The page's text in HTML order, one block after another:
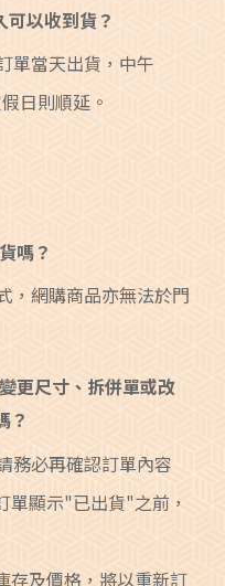
以收到貨？
單當天出貨，中午
日則順延。
嗎？
，網購商品亦無法於門
更尺寸、拆併單或改
？
務必再確認訂單內容
單顯示"已出貨"之前，
及價格，將以重新訂